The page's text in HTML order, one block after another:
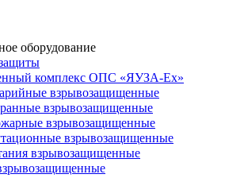
оборудование
комплекс ОПС «ЯУЗА-Ех»
взрывозащищенные
взрывозащищенные
взрывозащищенные
взрывозащищенные
взрывозащищенные